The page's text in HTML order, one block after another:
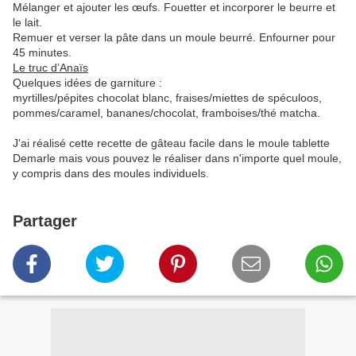
Mélanger et ajouter les œufs. Fouetter et incorporer le beurre et
le lait.
Remuer et verser la pâte dans un moule beurré. Enfourner pour
45 minutes.
Le truc d’Anaïs
Quelques idées de garniture :
myrtilles/pépites chocolat blanc, fraises/miettes de spéculoos,
pommes/caramel, bananes/chocolat, framboises/thé matcha.
J'ai réalisé cette recette de gâteau facile dans le moule tablette
Demarle mais vous pouvez le réaliser dans n'importe quel moule,
y compris dans des moules individuels.
Partager